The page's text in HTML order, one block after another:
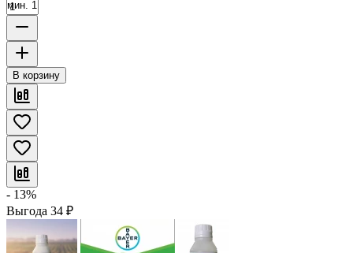
мин. 1
В корзину
- 13%
Выгода 34 ₽